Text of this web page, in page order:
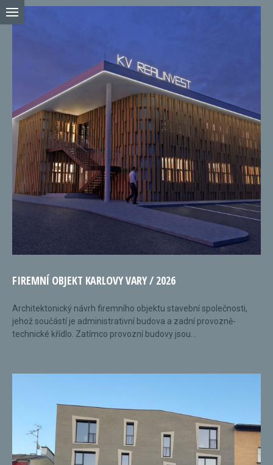
FIREMNÍ OBJEKT KARLOVY VARY / 2026
Architektonický návrh firemního objektu stavební společnosti,
jehož součástí je administrativní budova a zadní provozně-
technické křídlo. Zatímco provozní budovy jsou...